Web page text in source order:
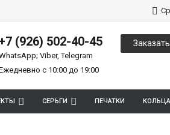
(926) 502-40-45
Viber, Telegram
с 10:00 до 19:00
СЕРЬГИ ПЕЧАТКИ КОЛЬЦА